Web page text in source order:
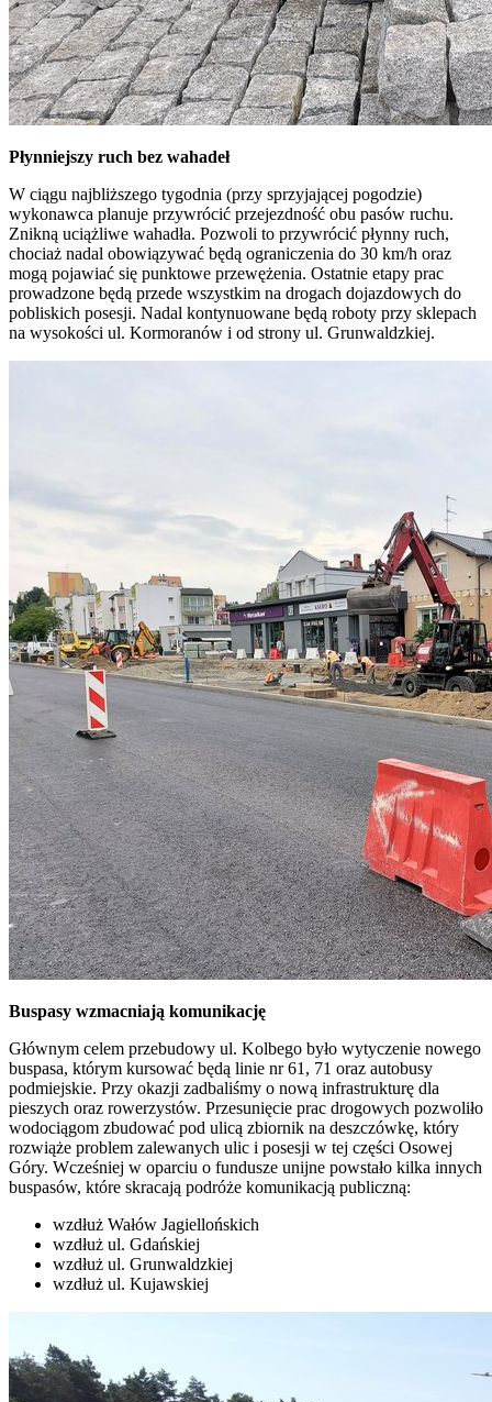
Płynniejszy ruch bez wahadeł
W ciągu najbliższego tygodnia (przy sprzyjającej pogodzie)
wykonawca planuje przywrócić przejezdność obu pasów ruchu.
Znikną uciążliwe wahadła. Pozwoli to przywrócić płynny ruch,
chociaż nadal obowiązywać będą ograniczenia do 30 km/h oraz
mogą pojawiać się punktowe przewężenia. Ostatnie etapy prac
prowadzone będą przede wszystkim na drogach dojazdowych do
pobliskich posesji. Nadal kontynuowane będą roboty przy sklepach
na wysokości ul. Kormoranów i od strony ul. Grunwaldzkiej.
Buspasy wzmacniają komunikację
Głównym celem przebudowy ul. Kolbego było wytyczenie nowego
buspasa, którym kursować będą linie nr 61, 71 oraz autobusy
podmiejskie. Przy okazji zadbaliśmy o nową infrastrukturę dla
pieszych oraz rowerzystów. Przesunięcie prac drogowych pozwoliło
wodociągom zbudować pod ulicą zbiornik na deszczówkę, który
rozwiąże problem zalewanych ulic i posesji w tej części Osowej
Góry. Wcześniej w oparciu o fundusze unijne powstało kilka innych
buspasów, które skracają podróże komunikacją publiczną:
wzdłuż Wałów Jagiellońskich
wzdłuż ul. Gdańskiej
wzdłuż ul. Grunwaldzkiej
wzdłuż ul. Kujawskiej